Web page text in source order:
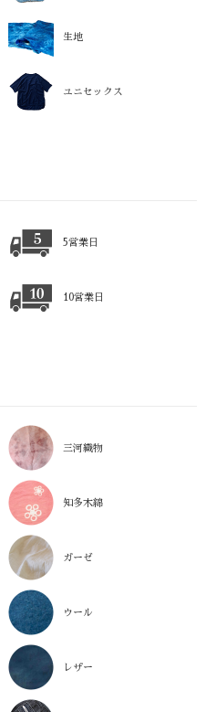
生地
ユニセックス
5営業日
10営業日
三河織物
知多木綿
ガーゼ
ウール
レザー